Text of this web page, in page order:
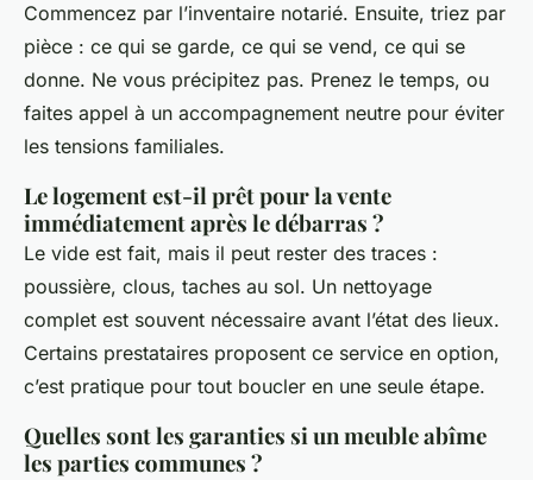
Commencez par l’inventaire notarié. Ensuite, triez par
pièce : ce qui se garde, ce qui se vend, ce qui se
donne. Ne vous précipitez pas. Prenez le temps, ou
faites appel à un accompagnement neutre pour éviter
les tensions familiales.
Le logement est-il prêt pour la vente
immédiatement après le débarras ?
Le vide est fait, mais il peut rester des traces :
poussière, clous, taches au sol. Un nettoyage
complet est souvent nécessaire avant l’état des lieux.
Certains prestataires proposent ce service en option,
c’est pratique pour tout boucler en une seule étape.
Quelles sont les garanties si un meuble abîme
les parties communes ?